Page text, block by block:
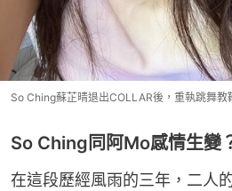
So Ching蘇芷晴退出COLLAR後，重執跳舞教
So Ching同阿Mo感情生變
在這段歷經風雨的三年，二人